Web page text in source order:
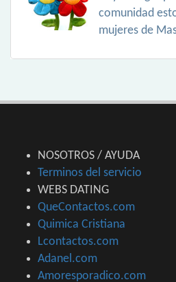
comunidad
mujeres de
NOSOTROS / AYUDA
Terminos del servicio
WEBS DATING
QueContactos.com
Quimica Cristiana
Lcontactos.com
Adanel.com
Amoresporadico.com